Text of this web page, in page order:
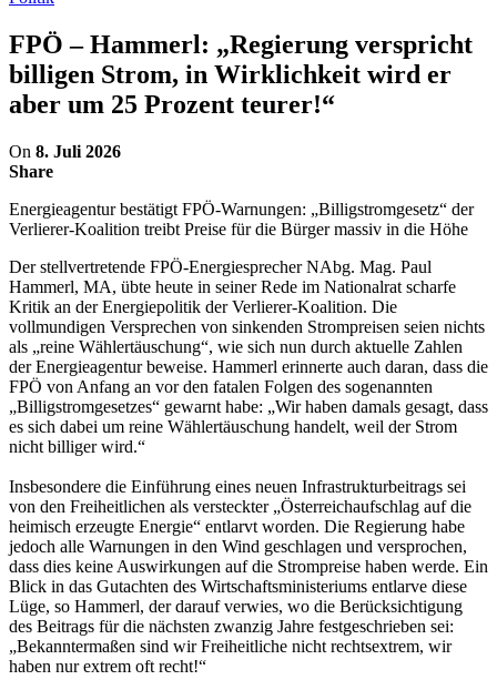
FPÖ – Hammerl: „Regierung verspricht
billigen Strom, in Wirklichkeit wird er
aber um 25 Prozent teurer!“
On 8. Juli 2026
Share
Energieagentur bestätigt FPÖ-Warnungen: „Billigstromgesetz“ der
Verlierer-Koalition treibt Preise für die Bürger massiv in die Höhe
Der stellvertretende FPÖ-Energiesprecher NAbg. Mag. Paul
Hammerl, MA, übte heute in seiner Rede im Nationalrat scharfe
Kritik an der Energiepolitik der Verlierer-Koalition. Die
vollmundigen Versprechen von sinkenden Strompreisen seien nichts
als „reine Wählertäuschung“, wie sich nun durch aktuelle Zahlen
der Energieagentur beweise. Hammerl erinnerte auch daran, dass die
FPÖ von Anfang an vor den fatalen Folgen des sogenannten
„Billigstromgesetzes“ gewarnt habe: „Wir haben damals gesagt, dass
es sich dabei um reine Wählertäuschung handelt, weil der Strom
nicht billiger wird.“
Insbesondere die Einführung eines neuen Infrastrukturbeitrags sei
von den Freiheitlichen als versteckter „Österreichaufschlag auf die
heimisch erzeugte Energie“ entlarvt worden. Die Regierung habe
jedoch alle Warnungen in den Wind geschlagen und versprochen,
dass dies keine Auswirkungen auf die Strompreise haben werde. Ein
Blick in das Gutachten des Wirtschaftsministeriums entlarve diese
Lüge, so Hammerl, der darauf verwies, wo die Berücksichtigung
des Beitrags für die nächsten zwanzig Jahre festgeschrieben sei:
„Bekanntermaßen sind wir Freiheitliche nicht rechtsextrem, wir
haben nur extrem oft recht!“